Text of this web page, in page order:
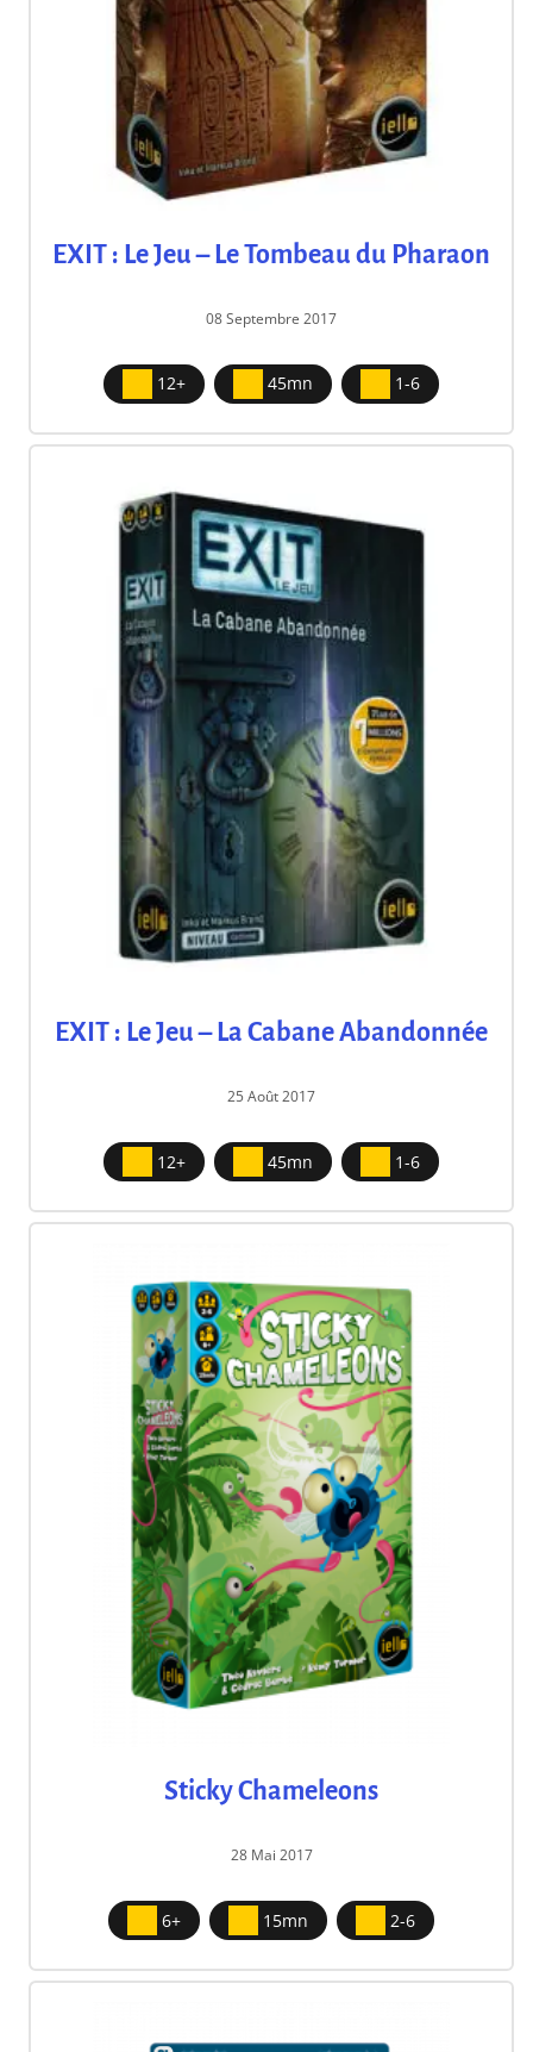
EXIT : Le Jeu – Le Tombeau du Pharaon
08 Septembre 2017
12+ 45mn 1-6
EXIT : Le Jeu – La Cabane Abandonnée
25 Août 2017
12+ 45mn 1-6
Sticky Chameleons
28 Mai 2017
6+ 15mn 2-6